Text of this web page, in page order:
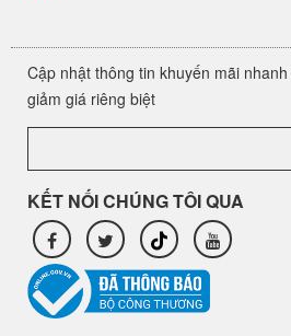
Cập nhật thông tin khuyến mãi
giảm giá riêng biệt
KẾT NỐI CHÚNG TÔI QUA